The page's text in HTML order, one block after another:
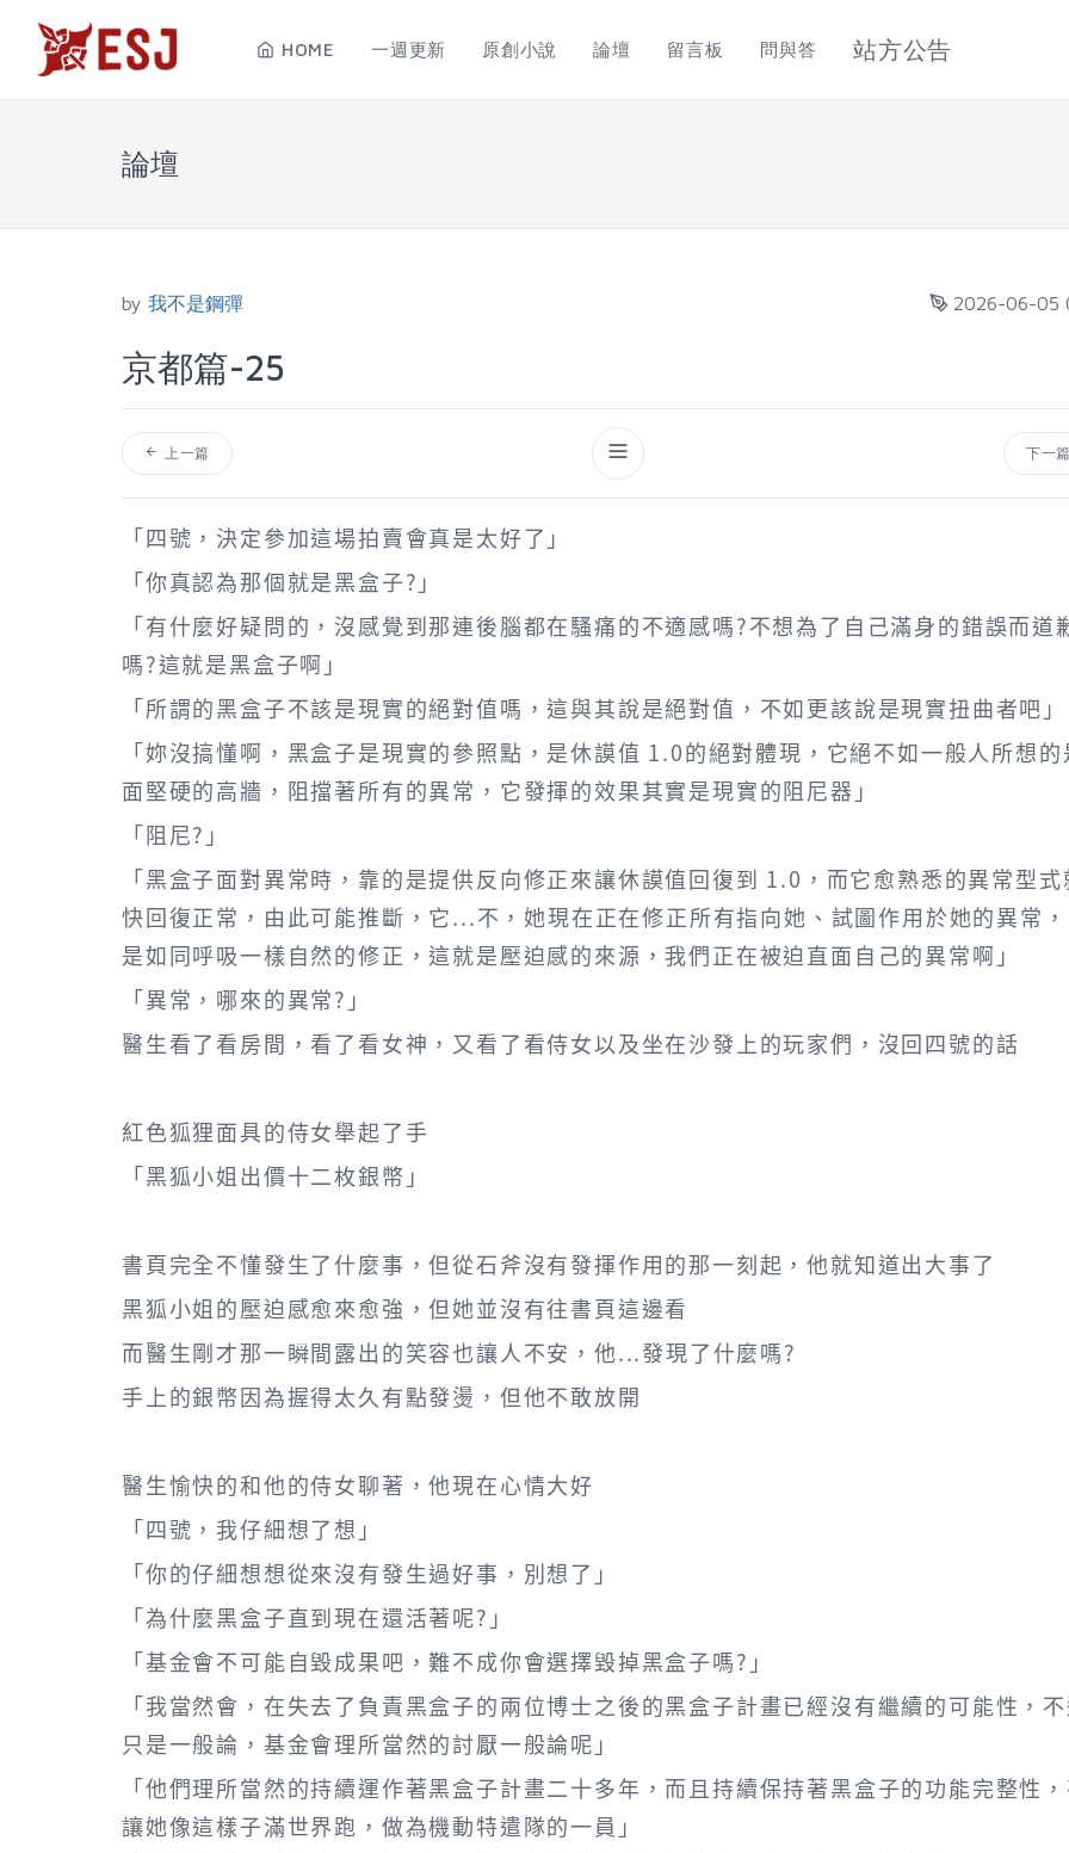
HOME 一週更新 原創小說 論壇 留言板 問與答 站方公告
論壇
by 我不是鋼彈 2026-06-05
京都篇-25
上一篇 下一
「四號，決定參加這場拍賣會真是太好了」
「你真認為那個就是黑盒子?」
「有什麼好疑問的，沒感覺到那連後腦都在騷痛的不適感嗎?不想為了自己滿身的錯誤而道
嗎?這就是黑盒子啊」
「所謂的黑盒子不該是現實的絕對值嗎，這與其說是絕對值，不如更該說是現實扭曲者吧」
「妳沒搞懂啊，黑盒子是現實的參照點，是休謨值 1.0的絕對體現，它絕不如一般人所想
面堅硬的高牆，阻擋著所有的異常，它發揮的效果其實是現實的阻尼器」
「阻尼?」
「黑盒子面對異常時，靠的是提供反向修正來讓休謨值回復到 1.0，而它愈熟悉的異常型
快回復正常，由此可能推斷，它...不，她現在正在修正所有指向她、試圖作用於她的異常
是如同呼吸一樣自然的修正，這就是壓迫感的來源，我們正在被迫直面自己的異常啊」
「異常，哪來的異常?」
醫生看了看房間，看了看女神，又看了看侍女以及坐在沙發上的玩家們，沒回四號的話
紅色狐狸面具的侍女舉起了手
「黑狐小姐出價十二枚銀幣」
書頁完全不懂發生了什麼事，但從石斧沒有發揮作用的那一刻起，他就知道出大事了
黑狐小姐的壓迫感愈來愈強，但她並沒有往書頁這邊看
而醫生剛才那一瞬間露出的笑容也讓人不安，他...發現了什麼嗎?
手上的銀幣因為握得太久有點發燙，但他不敢放開
醫生愉快的和他的侍女聊著，他現在心情大好
「四號，我仔細想了想」
「你的仔細想想從來沒有發生過好事，別想了」
「為什麼黑盒子直到現在還活著呢?」
「基金會不可能自毀成果吧，難不成你會選擇毀掉黑盒子嗎?」
「我當然會，在失去了負責黑盒子的兩位博士之後的黑盒子計畫已經沒有繼續的可能性，
只是一般論，基金會理所當然的討厭一般論呢」
「他們理所當然的持續運作著黑盒子計畫二十多年，而且持續保持著黑盒子的功能完整性
讓她像這樣子滿世界跑，做為機動特遣隊的一員」